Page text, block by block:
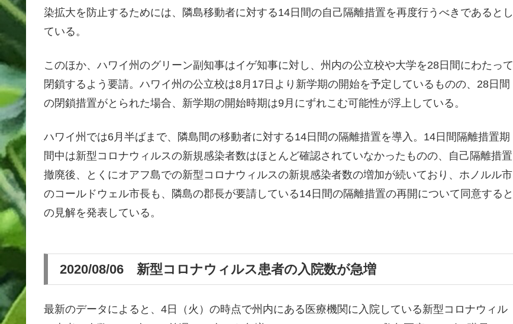
染拡大を防止するためには、隣島移動者に対する14日間の自己隔離措置を再度行うべきであるとし
ている。
このほか、ハワイ州のグリーン副知事はイゲ知事に対し、州内の公立校や大学を28日間にわたって
閉鎖するよう要請。ハワイ州の公立校は8月17日より新学期の開始を予定しているものの、28日間
の閉鎖措置がとられた場合、新学期の開始時期は9月にずれこむ可能性が浮上している。
ハワイ州では6月半ばまで、隣島間の移動者に対する14日間の隔離措置を導入。14日間隔離措置期
間中は新型コロナウィルスの新規感染者数はほとんど確認されていなかったものの、自己隔離措置
撤廃後、とくにオアフ島での新型コロナウィルスの新規感染者数の増加が続いており、ホノルル市
のコールドウェル市長も、隣島の郡長が要請している14日間の隔離措置の再開について同意すると
の見解を発表している。
2020/08/06 新型コロナウィルス患者の入院数が急増
最新のデータによると、4日（火）の時点で州内にある医療機関に入院している新型コロナウィル